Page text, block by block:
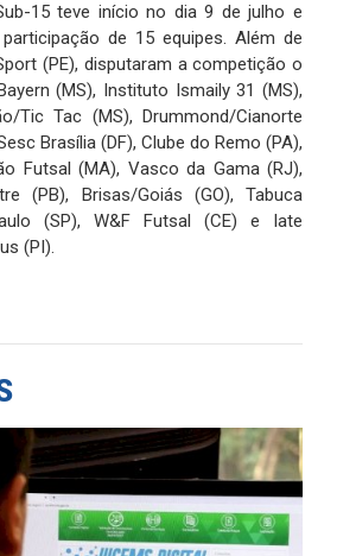
15 teve início no dia 9 de julho e
de 15 equipes. Além de
(PE), disputaram a competição o
(MS), Instituto Ismaily 31 (MS),
Tic Tac (MS), Drummond/Cianorte
Brasília (DF), Clube do Remo (PA),
Futsal (MA), Vasco da Gama (RJ),
(PB), Brisas/Goiás (GO), Tabuca
(SP), W&F Futsal (CE) e Iate
(PI).